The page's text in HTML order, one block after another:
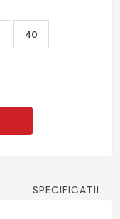
40
SPECIFICATII